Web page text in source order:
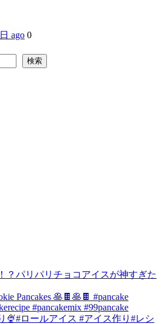
ago 0
検索
？パリパリチョコアイスが神すぎた
Pancakes 🥞🍫🥞🍫 #pancake
#pancakemix #99pancake
🍨#ロールアイス #アイス作り#レシ